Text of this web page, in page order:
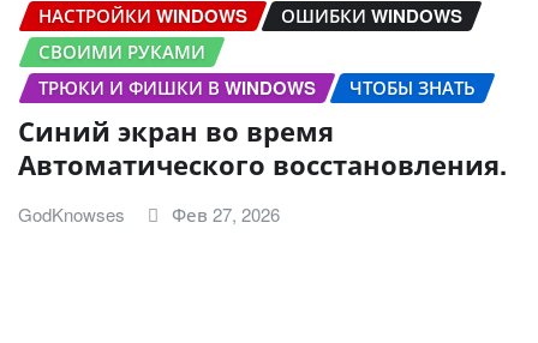
НАСТРОЙКИ WINDOWS
ОШИБКИ WINDOWS
СВОИМИ РУКАМИ
ТРЮКИ И ФИШКИ В WINDOWS
ЧТОБЫ ЗНАТЬ
Синий экран во время
Автоматического восстановления.
GodKnowses Фев 27, 2026